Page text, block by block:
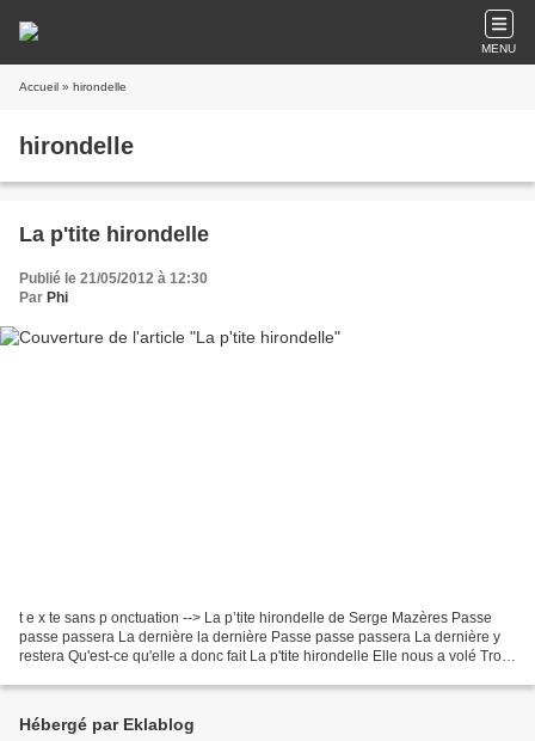
MENU
Accueil » hirondelle
hirondelle
La p'tite hirondelle
Publié le 21/05/2012 à 12:30
Par Phi
t e x te sans p onctuation --> La p’tite hirondelle de Serge Mazères Passe
passe passera La dernière la dernière Passe passe passera La dernière y
restera Qu'est-ce qu'elle a donc fait La p'tite hirondelle Elle nous a volé Trois
Hébergé par Eklablog